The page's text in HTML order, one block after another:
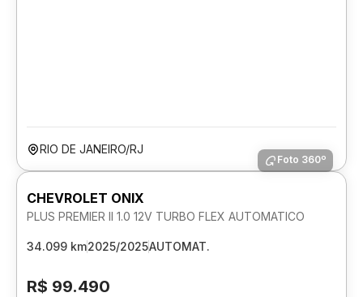
RIO DE JANEIRO/RJ
Foto 360º
CHEVROLET ONIX
PLUS PREMIER II 1.0 12V TURBO FLEX AUTOMATICO
34.099 km2025/2025AUTOMAT.
R$ 99.490